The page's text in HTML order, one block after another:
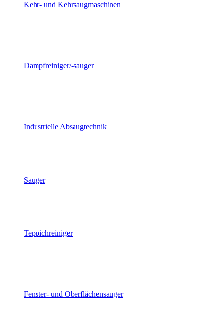
Kehr- und Kehrsaugmaschinen
Dampfreiniger/-sauger
Industrielle Absaugtechnik
Sauger
Teppichreiniger
Fenster- und Oberflächensauger